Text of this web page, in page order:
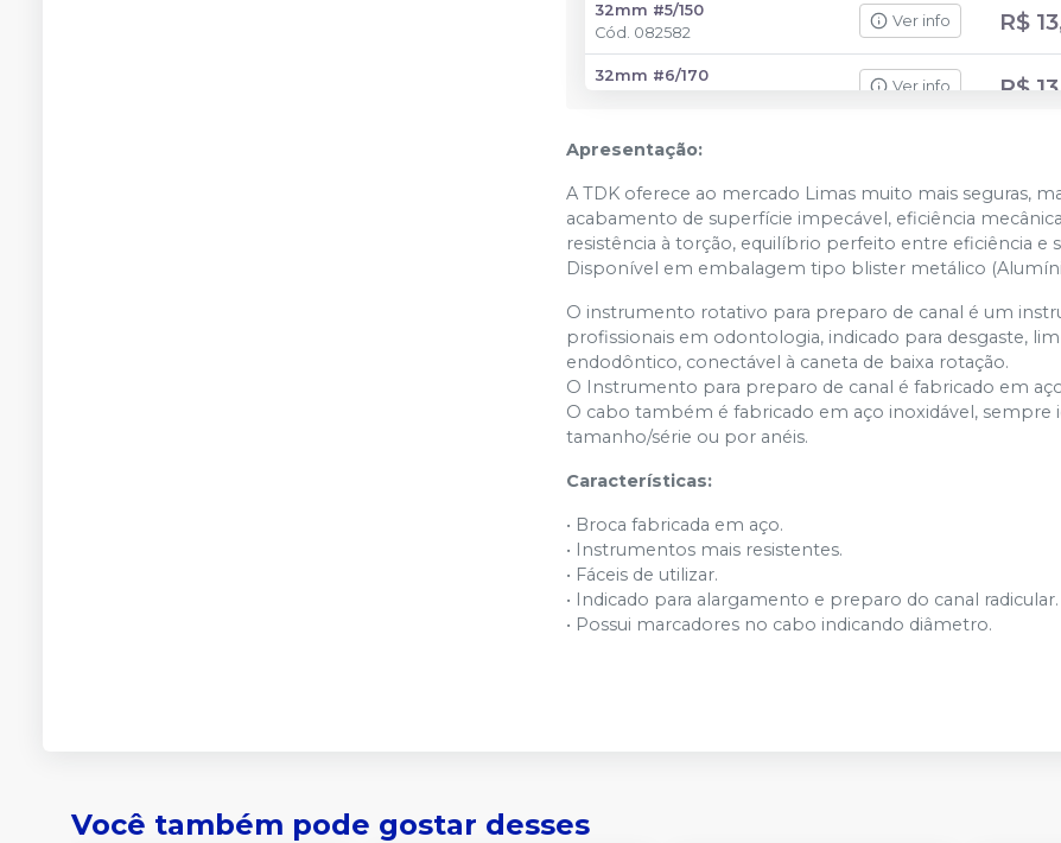
32mm #5/150
Cód. 082582
Ver info R$
32mm #6/170
Ver info R$
Apresentação:
A TDK oferece ao mercado Limas muito mais seguras,
acabamento de superfície impecável, eficiência
resistência à torção, equilíbrio perfeito entre eficiência e
Disponível em embalagem tipo blister metálico
O instrumento rotativo para preparo de canal é um
profissionais em odontologia, indicado para desgaste,
endodôntico, conectável à caneta de baixa rotação.
O Instrumento para preparo de canal é fabricado em
O cabo também é fabricado em aço inoxidável, sempre
tamanho/série ou por anéis.
Características:
• Broca fabricada em aço.
• Instrumentos mais resistentes.
• Fáceis de utilizar.
• Indicado para alargamento e preparo do canal radicular.
• Possui marcadores no cabo indicando diâmetro.
Você também pode gostar desses